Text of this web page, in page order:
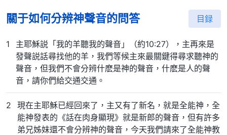
關于如何分辨神聲音的問答 目録
1
主耶穌説「我的羊聽我的聲音」（約10:27），主再來是
發聲説話尋找他的羊，我們等候主來最關鍵得尋求聽神的
聲音，但我們不會分辨什麽是神的聲音，什麽是人的聲
音，請你們給交通交通。
2
現在主耶穌已經回來了，主又有了新名，就是全能神，全
能神發表的《話在肉身顯現》就是新郎的聲音，但有許多
弟兄姊妹還不會分辨神的聲音，今天我們請來了全能神教